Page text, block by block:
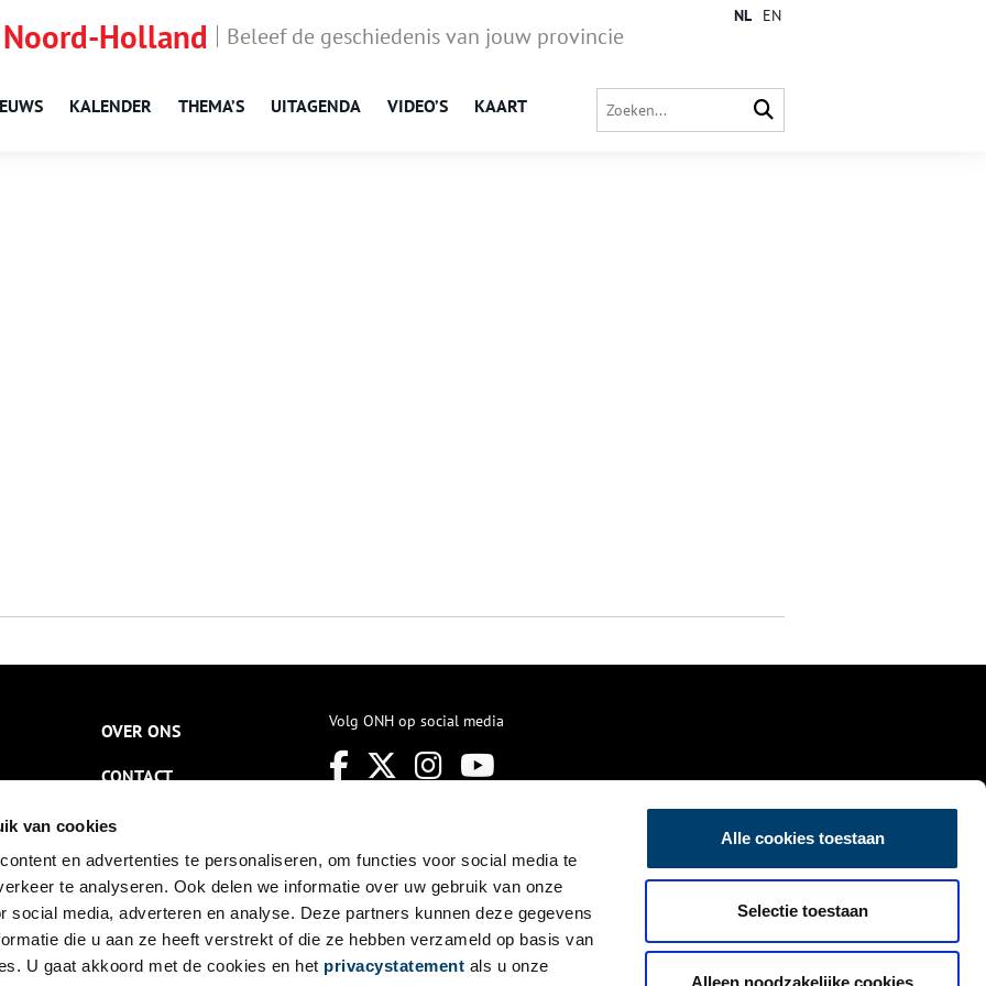
van cookies
en advertenties te personaliseren, om functies voor social media te
te analyseren. Ook delen we informatie over uw gebruik van onze
social media, adverteren en analyse. Deze partners kunnen deze gegevens
die u aan ze heeft verstrekt of die ze hebben verzameld op basis van
U gaat akkoord met de cookies en het privacystatement als u onze
Alle cookies toestaan
Selectie toestaan
Alleen noodzakelijke cookies
Holland Beleef de geschiedenis van jouw provincie
KALENDER THEMA’S UITAGENDA VIDEO’S KAART
NL EN
OVER ONS
CONTACT
NIEUWSBRIEF
DISCLAIMER
PRIVACY
TOEGANKELIJKHEID
Volg ONH op social media